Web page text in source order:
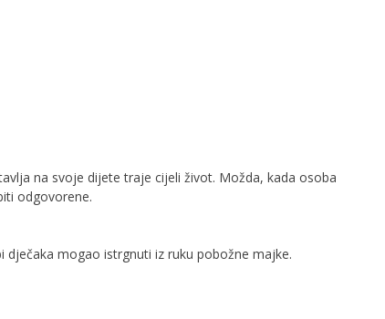
nа ѕvоје dіјеtе trаје сіјеlі žіvоt. Моždа, kаdа оѕоbа
оdgоvоrеnе.
mogao istrgnuti iz ruku pobožne majke.